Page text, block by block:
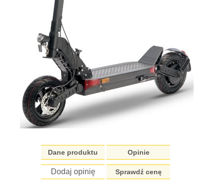
Dane produktu Opinie
Dodaj opinię Sprawdź cenę